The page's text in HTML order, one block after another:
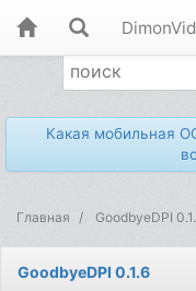
Какая мобильная
Главная GoodbyeDPI
GoodbyeDPI 0.1.6